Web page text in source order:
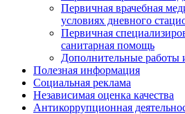
Первичная врачебная
условиях дневного
Первичная
санитарная помощь
Дополнительные работы
Полезная информация
Социальная реклама
Независимая оценка качества
Антикоррупционная